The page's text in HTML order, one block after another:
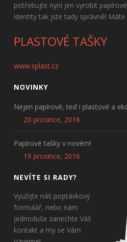
potřebujte nyní jen vyrobit
identity tak jste tady správně!
PLASTOVÉ TAŠKY
www.splast.cz
NOVINKY
Nejen papírové, teď i plastové a
20 prosince, 2016
Papírové tašky v novém!
19 prosince, 2016
NEVÍTE SI RADY?
Využijte náš poptávkový
formulář, nebo nám
jednoduše zanechte Váš
kontakt a my se Vám